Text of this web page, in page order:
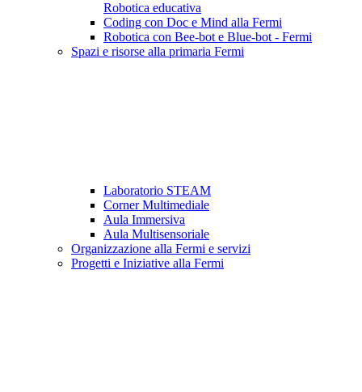
Robotica educativa
Coding con Doc e Mind alla Fermi
Robotica con Bee-bot e Blue-bot - Fermi
Spazi e risorse alla primaria Fermi
Laboratorio STEAM
Corner Multimediale
Aula Immersiva
Aula Multisensoriale
Organizzazione alla Fermi e servizi
Progetti e Iniziative alla Fermi